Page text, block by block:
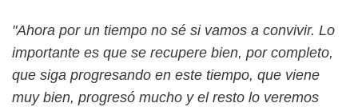
"Ahora por un tiempo no sé si vamos a convivir. Lo
importante es que se recupere bien, por completo,
que siga progresando en este tiempo, que viene
muy bien, progresó mucho y el resto lo veremos